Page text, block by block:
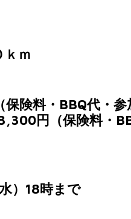
ｍ
料・BBQ代・参
円（保険料・
）18時まで